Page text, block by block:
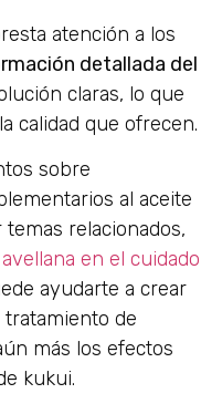
atención a los
detallada del
claras, lo que
calidad que ofrecen.
sobre
al aceite
relacionados,
en el cuidado
ayudarte a crear
de
más los efectos
kukui.